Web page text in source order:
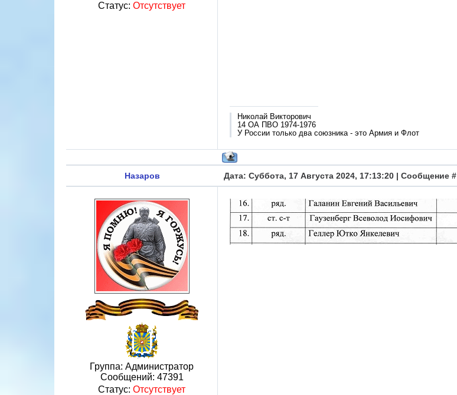
Статус: Отсутствует
Николай Викторович
14 ОА ПВО 1974-1976
У России только два союзника - это Армия и Флот
Назаров Дата: Суббота, 17 Августа 2024, 17:13:20 | Сообщение #
Группа: Администратор
Сообщений: 47391
Статус: Отсутствует